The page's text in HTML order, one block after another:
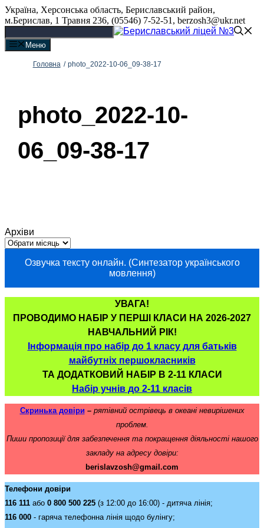
Перейти
до
вмісту
Україна, Херсонська область, Бериславський район,
м.Берислав, 1 Травня 236, (05546) 7-52-51, berzosh3@ukr.net
Меню
Головна / photo_2022-10-06_09-38-17
photo_2022-10-
06_09-38-17
Архіви
Озвучка тексту онлайн. (Синтезатор українського
мовлення)
УВАГА!
ПРОВОДИМО НАБІР У ПЕРШІ КЛАСИ НА 2026-2027
НАВЧАЛЬНИЙ РІК!
Інформація про набір до 1 класу для батьків
майбутніх першокласників
ТА ДОДАТКОВИЙ НАБІР В 2-11 КЛАСИ
Набір учнів до 2-11 класів
Скринька довіри– рятівний острівець в океані невирішених
проблем.
Пиши пропозиції для забезпечення та покращення діяльності нашого
закладу на адресу довіри:
berislavzosh@gmail.com
Телефони довіри
116 111 або 0 800 500 225 (з 12:00 до 16:00) - дитяча лінія;
116 000 - гаряча телефонна лінія щодо булінгу;